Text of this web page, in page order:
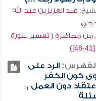
عبد العزيز بن عبد الله
من محاضرة ( تفسير سورة
الرد على
كون الكفر
دون العمل ,